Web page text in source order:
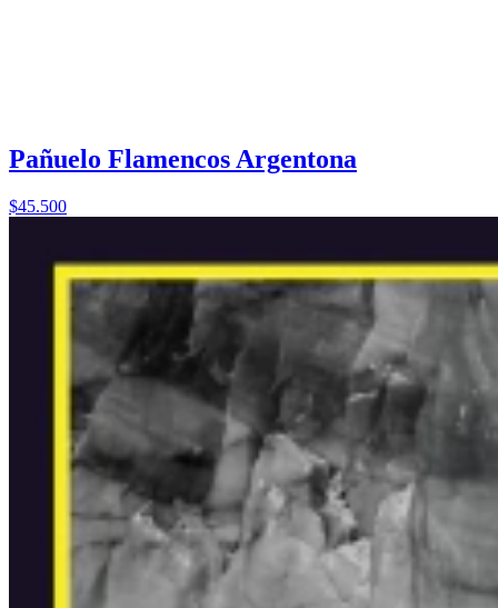
Pañuelo Flamencos Argentona
$45.500